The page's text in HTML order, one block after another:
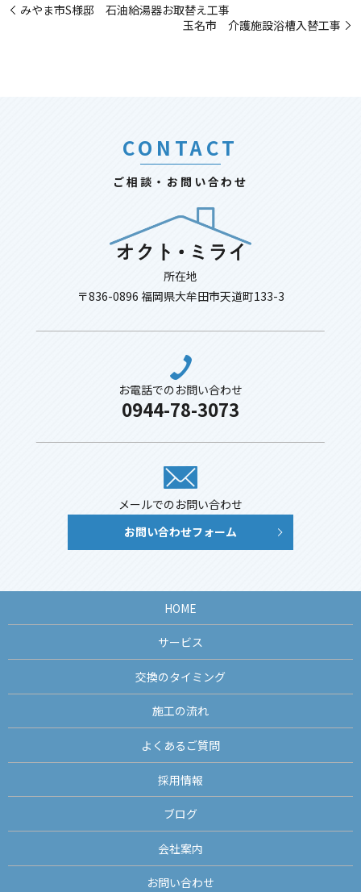
みやま市S様邸 石油給湯器お取替え工事
玉名市 介護施設浴槽入替工事
CONTACT
ご相談・お問い合わせ
所在地
〒836-0896 福岡県大牟田市天道町133-3
お電話でのお問い合わせ
0944-78-3073
メールでのお問い合わせ
お問い合わせフォーム
HOME
サービス
交換のタイミング
施工の流れ
よくあるご質問
採用情報
ブログ
会社案内
お問い合わせ